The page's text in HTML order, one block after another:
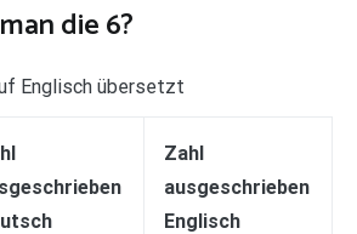
die 6?
Englisch übersetzt
Zahl
ausgeschrieben
Englisch